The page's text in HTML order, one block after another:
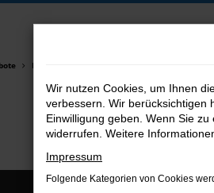
Fahrzeugsuche
Wir nutzen Cookies, um Ihnen
verbessern. Wir berücksichtigen
Einwilligung geben. Wenn Sie
widerrufen. Weitere
Impressum
Folgende Kategorien von Cookies